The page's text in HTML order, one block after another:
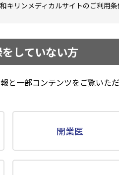
分が一般（年収156万～約
ミュレーターではこの付帯条
キリンメディカルサイトのご利用条
していない方
と一部コンテンツをご覧いた
開業医